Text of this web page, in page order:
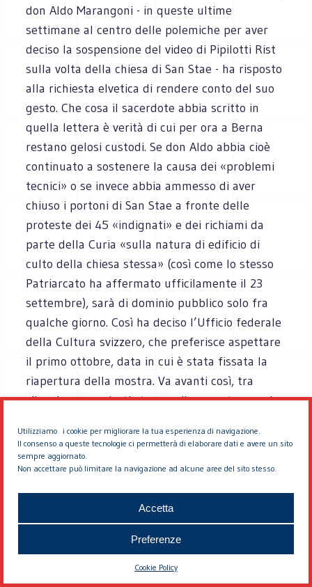
Utilizziamo i cookie per migliorare la tua esperienza di navigazione.
Il consenso a queste tecnologie ci permetterà di elaborare dati e avere un sito
sempre aggiornato.
Non accettare può limitare la navigazione ad alcune aree del sito stesso.
Accetta
Preferenze
Cookie Policy
don Aldo Marangoni - in queste ultime
settimane al centro delle polemiche per aver
deciso la sospensione del video di Pipilotti Rist
sulla volta della chiesa di San Stae - ha risposto
alla richiesta elvetica di rendere conto del suo
gesto. Che cosa il sacerdote abbia scritto in
quella lettera è verità di cui per ora a Berna
restano gelosi custodi. Se don Aldo abbia cioè
continuato a sostenere la causa dei «problemi
tecnici» o se invece abbia ammesso di aver
chiuso i portoni di San Stae a fronte delle
proteste dei 45 «indignati» e dei richiami da
parte della Curia «sulla natura di edificio di
culto della chiesa stessa» (così come lo stesso
Patriarcato ha affermato ufficilamente il 23
settembre), sarà di dominio pubblico solo fra
qualche giorno. Così ha deciso l’Ufficio federale
della Cultura svizzero, che preferisce aspettare
il primo ottobre, data in cui è stata fissata la
riapertura della mostra. Va avanti così, tra
silenzi e comunicati stampa, il rapporto ormai
della bella chiesa barocca del sestrier di Santa
Croce. Due giorni fa, il comunicato da parte di
Berna in cui si dichiarava l’intenzione di non
accettare la chiusura di San Stae e in cui si
lamentava la mancanza di spiegazioni ufficiali
sia da parte di don Aldo che da parte della
Curia. Ieri, l’attesa rispota del parroco, a cui la
stessa Curia giorni prima aveva scaricato la